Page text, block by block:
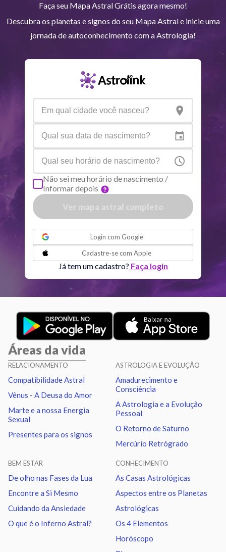
Saturno Ari 14° 38
Netuno Ari 4°10
Plutão Aqu 4
Quiron
Lilith Sag 25
Nodo norte
Aspectos ativos Orbe
Conjunção Júpiter 6.11
Sol Trígono
Lua Mercúrio
Lua Trígono Vênus
Nodo norte
Marte Trígono Nodo norte
Urano Sextil Netuno
Plutão
Faça seu Mapa Astral Grátis agora mesmo!
Descubra os planetas e signos do seu Mapa Astral e inicie uma
jornada de autoconhecimento com a Astrologia!
Não sei meu horário de nascimento /
Informar depois
Login com Google
Cadastre-se com Apple
Já tem um cadastro? Faça login
Áreas da vida
RELACIONAMENTO
Compatibilidade Astral
Vênus - A Deusa do Amor
Marte e a nossa Energia
Sexual
Presentes para os signos
ASTROLOGIA E EVOLUÇÃO
Amadurecimento e
Consciência
A Astrologia e a Evolução
Pessoal
O Retorno de Saturno
Mercúrio Retrógrado
BEM ESTAR
De olho nas Fases da Lua
Encontre a Si Mesmo
Cuidando da Ansiedade
O que é o Inferno Astral?
CONHECIMENTO
As Casas Astrológicas
Aspectos entre os Planetas
Astrológicas
Os 4 Elementos
Horóscopo